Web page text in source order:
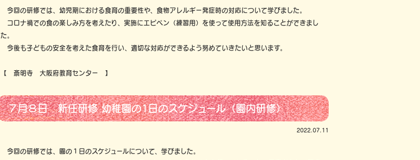
今回の研修では、幼児期における食育の重要性や、食物アレルギー発症時の対応について学びました。
コロナ禍での食の楽しみ方を考えたり、実施にエピペン（練習用）を使って使用方法を知ることができまし
た。
今後も子どもの安全を考えた食育を行い、適切な対応ができるよう努めていきたいと思います。
【 斎明寺 大阪府教育センター 】
７月８日 新任研修 幼稚園の1日のスケジュール（園内研修）
2022.07.11
今回の研修では、園の１日のスケジュールについて、学びました。